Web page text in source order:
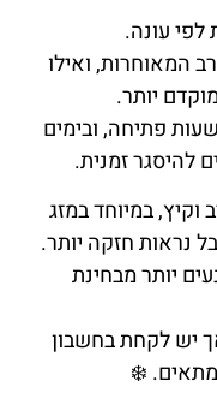
עונה.
המאוחרות, ואילו
יותר.
פתיחה, ובימים
להיסגר זמנית.
וקיץ, במיוחד במזג
נראות חזקה יותר.
יותר מבחינת
יש לקחת בחשבון
מתאים. ❄️